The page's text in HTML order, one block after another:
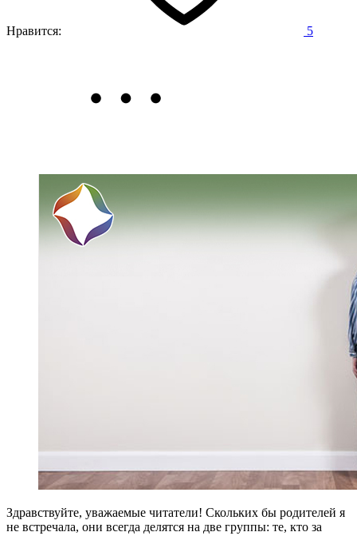
Нравится: 5
Здравствуйте, уважаемые читатели! Скольких бы родителей я
не встречала, они всегда делятся на две группы: те, кто за